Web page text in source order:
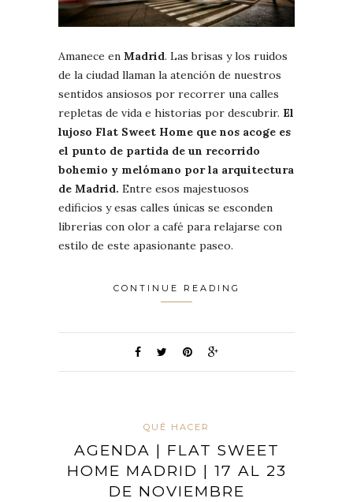
Amanece en Madrid. Las brisas y los ruidos
de la ciudad llaman la atención de nuestros
sentidos ansiosos por recorrer una calles
repletas de vida e historias por descubrir. El
lujoso Flat Sweet Home que nos acoge es
el punto de partida de un recorrido
bohemio y melómano por la arquitectura
de Madrid. Entre esos majestuosos
edificios y esas calles únicas se esconden
librerías con olor a café para relajarse con
estilo de este apasionante paseo.
CONTINUE READING
QUÉ HACER
AGENDA | FLAT SWEET
HOME MADRID | 17 AL 23
DE NOVIEMBRE